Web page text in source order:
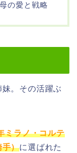
の愛と戦略
。その活躍ぶ
ミラノ・コルテ
手）に選ばれた